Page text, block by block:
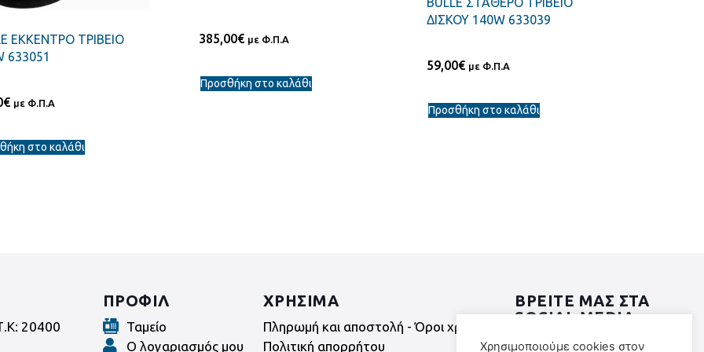
ΕΚΚΕΝΤΡΟ ΤΡΙΒΕΙΟ
633051
€ με Φ.Π.Α
στο καλάθι
385,00€ με Φ.Π.Α
Προσθήκη στο καλάθι
ΔΙΣΚΟΥ 140W 633039
59,00€ με Φ.Π.Α
Προσθήκη στο καλάθι
20400
ΠΡΟΦΙΛ
Ταμείο
Ο λογαριασμός μου
ΧΡΗΣΙΜΑ
Πληρωμή και αποστολή - Όροι χρήσης
Πολιτική απορρήτου
ΒΡΕΙΤΕ ΜΑΣ ΣΤΑ
SOCIAL MEDIA
Χρησιμοποιούμε cookies στον